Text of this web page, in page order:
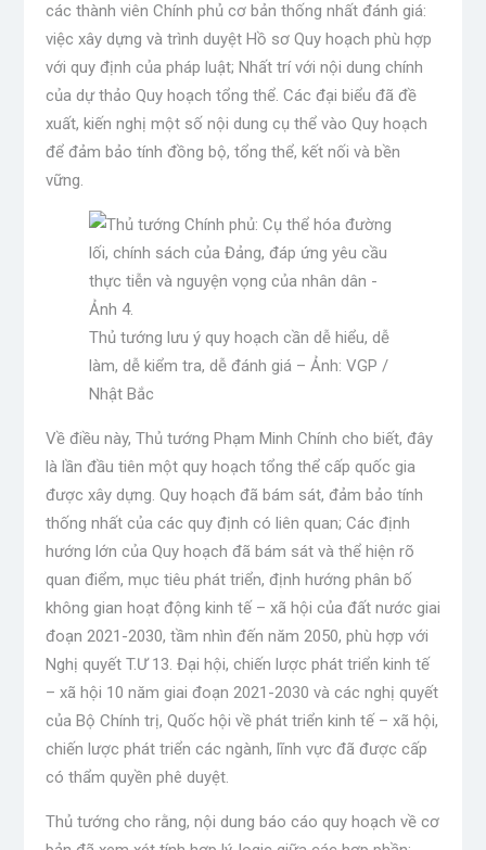
các thành viên Chính phủ cơ bản thống nhất đánh giá:
việc xây dựng và trình duyệt Hồ sơ Quy hoạch phù hợp
với quy định của pháp luật; Nhất trí với nội dung chính
của dự thảo Quy hoạch tổng thể. Các đại biểu đã đề
xuất, kiến ​​nghị một số nội dung cụ thể vào Quy hoạch
để đảm bảo tính đồng bộ, tổng thể, kết nối và bền
vững.
Thủ tướng lưu ý quy hoạch cần dễ hiểu, dễ
làm, dễ kiểm tra, dễ đánh giá – Ảnh: VGP /
Nhật Bắc
Về điều này, Thủ tướng Phạm Minh Chính cho biết, đây
là lần đầu tiên một quy hoạch tổng thể cấp quốc gia
được xây dựng. Quy hoạch đã bám sát, đảm bảo tính
thống nhất của các quy định có liên quan; Các định
hướng lớn của Quy hoạch đã bám sát và thể hiện rõ
quan điểm, mục tiêu phát triển, định hướng phân bố
không gian hoạt động kinh tế – xã hội của đất nước giai
đoạn 2021-2030, tầm nhìn đến năm 2050, phù hợp với
Nghị quyết T.Ư 13. Đại hội, chiến lược phát triển kinh tế
– xã hội 10 năm giai đoạn 2021-2030 và các nghị quyết
của Bộ Chính trị, Quốc hội về phát triển kinh tế – xã hội,
chiến lược phát triển các ngành, lĩnh vực đã được cấp
có thẩm quyền phê duyệt.
Thủ tướng cho rằng, nội dung báo cáo quy hoạch về cơ